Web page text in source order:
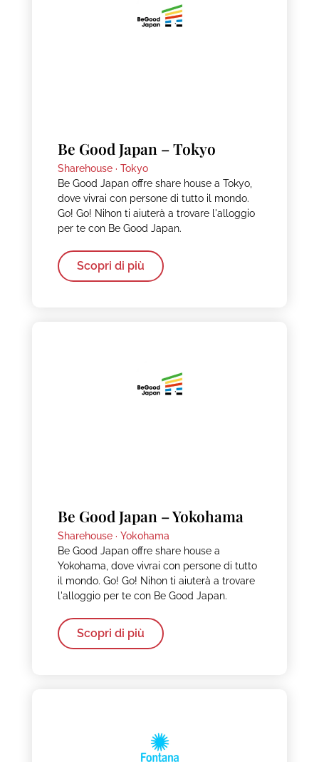
Be Good Japan – Tokyo
Sharehouse · Tokyo
Be Good Japan offre share house a Tokyo,
dove vivrai con persone di tutto il mondo.
Go! Go! Nihon ti aiuterà a trovare l'alloggio
per te con Be Good Japan.
Scopri di più
Be Good Japan – Yokohama
Sharehouse · Yokohama
Be Good Japan offre share house a
Yokohama, dove vivrai con persone di tutto
il mondo. Go! Go! Nihon ti aiuterà a trovare
l'alloggio per te con Be Good Japan.
Scopri di più